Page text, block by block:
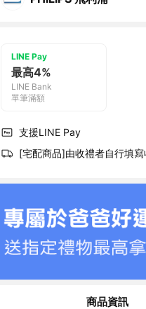
LINE Pay
最高4%
LINE Bank
單筆滿額
支援LINE Pay
[宅配商品]由收禮者自行填寫
商品資訊